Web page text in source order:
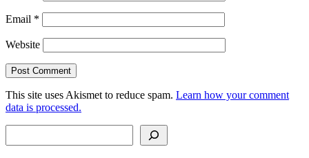
Email *
Website
This site uses Akismet to reduce spam. Learn how your comment
data is processed.